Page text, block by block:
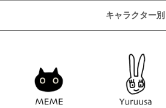
キャラクター別